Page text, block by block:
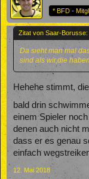
* BFD -
Zitat von Saar-Borusse:
Da sieht man mal
sind als wir,die
Hehehe stimmt,
bald drin
einem Spieler
denen auch nicht
dass er es genau
einfach
12. Mai 2018